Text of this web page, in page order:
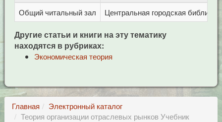
Общий читальный зал Центральная городская
Другие статьи и книги на эту тематику
находятся в рубриках:
Экономическая теория
Главная
Электронный каталог
Теория организации отраслевых рынков Учебник